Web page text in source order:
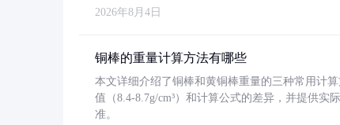
2026年8月4日
铜棒的重量计算方法有哪些
本文详细介绍了铜棒和黄铜棒重量的三种常用计
值（8.4-8.7g/cm³）和计算公式的差异，并提供实
准。